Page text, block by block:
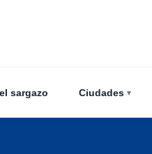
sargazo Ciudades